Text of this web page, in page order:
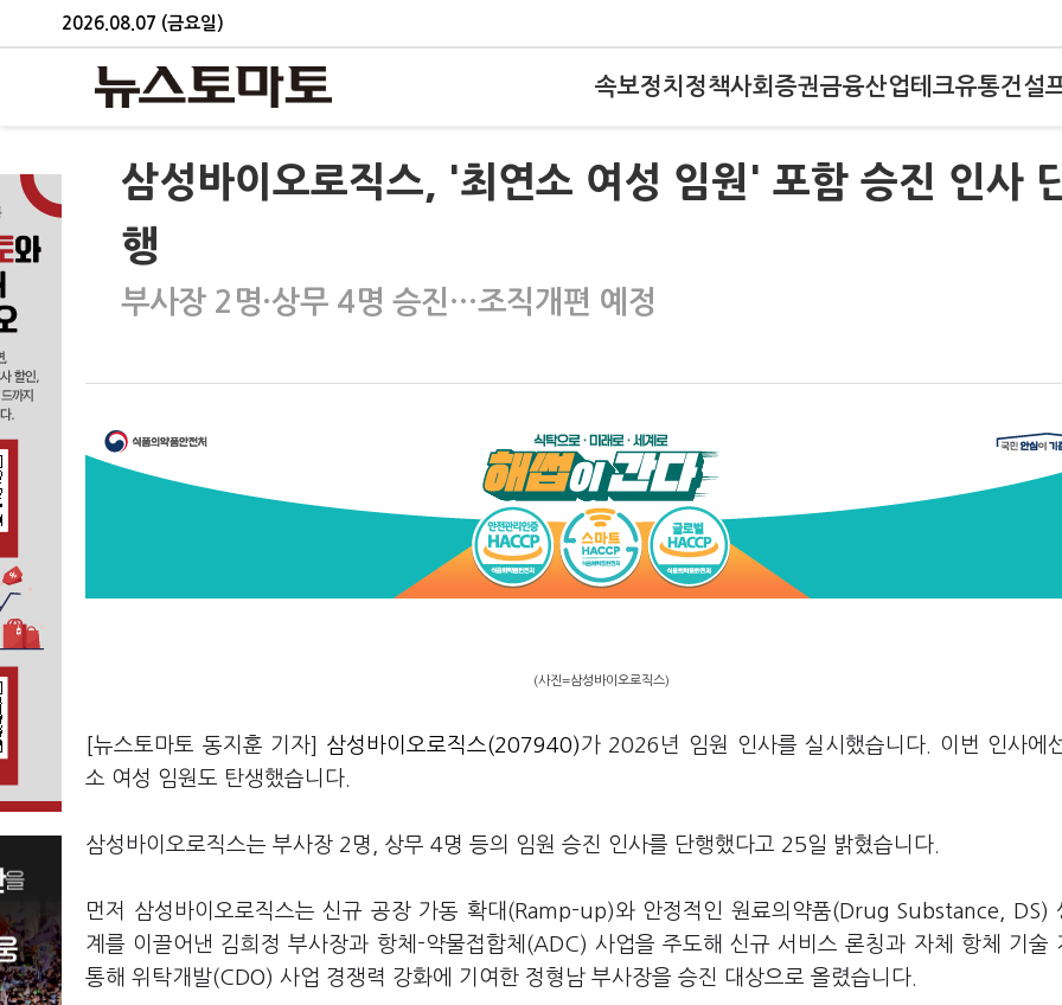
2026.08.07 (금요일)
속보정치 정책사회 증권금융산업테크유통건설
삼성바이오로직스, '최연소 여성 임원' 포함 승진 인사
행
부사장 2명·상무 4명 승진…조직개편 예정
(사진=삼성바이오로직스)
[뉴스토마토 동지훈 기자] 삼성바이오로직스(207940)가 2026년 임원 인사를 실시했습니다. 이번 인사에
소 여성 임원도 탄생했습니다.
삼성바이오로직스는 부사장 2명, 상무 4명 등의 임원 승진 인사를 단행했다고 25일 밝혔습니다.
먼저 삼성바이오로직스는 신규 공장 가동 확대(Ramp-up)와 안정적인 원료의약품(Drug Substance, DS)
계를 이끌어낸 김희정 부사장과 항체-약물접합체(ADC) 사업을 주도해 신규 서비스 론칭과 자체 항체 기술
통해 위탁개발(CDO) 사업 경쟁력 강화에 기여한 정형남 부사장을 승진 대상으로 올렸습니다.